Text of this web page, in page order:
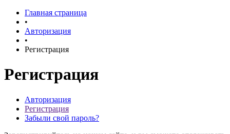
Главная страница
•
Авторизация
•
Регистрация
Регистрация
Авторизация
Регистрация
Забыли свой пароль?